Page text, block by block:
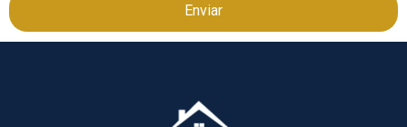
Enviar